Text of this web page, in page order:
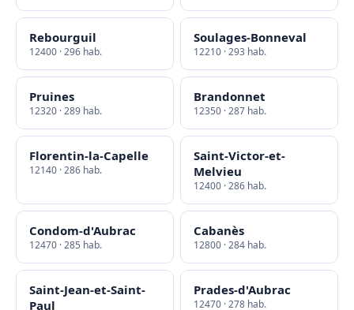
Rebourguil
12400 · 296 hab.
Soulages-Bonneval
12210 · 293 hab.
Pruines
12320 · 289 hab.
Brandonnet
12350 · 287 hab.
Florentin-la-Capelle
12140 · 286 hab.
Saint-Victor-et-
Melvieu
12400 · 286 hab.
Condom-d'Aubrac
12470 · 285 hab.
Cabanès
12800 · 284 hab.
Saint-Jean-et-Saint-
Paul
Prades-d'Aubrac
12470 · 278 hab.